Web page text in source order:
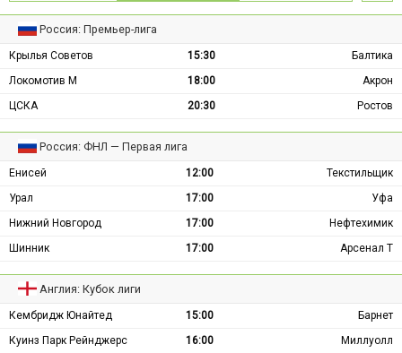
Россия: Премьер-лига
Крылья Советов 15:30
Балтика
Локомотив М
18:00
Акрон
ЦСКА
20:30 Ростов
Россия: ФНЛ — Первая лига
Енисей 12:00
Текстильщик
Урал
17:00
Уфа
Нижний Новгород
17:00
Нефтехимик
Шинник
17:00 Арсенал Т
Англия: Кубок лиги
Кембридж Юнайтед 15:00
Барнет
Куинз Парк Рейнджерс
16:00
Миллуолл